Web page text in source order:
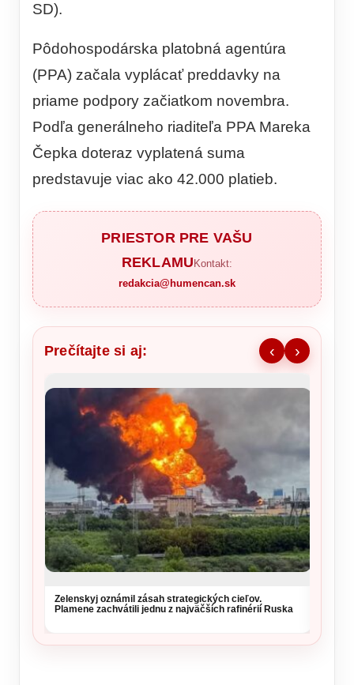
SD).
Pôdohospodárska platobná agentúra
(PPA) začala vyplácať preddavky na
priame podpory začiatkom novembra.
Podľa generálneho riaditeľa PPA Mareka
Čepka doteraz vyplatená suma
predstavuje viac ako 42.000 platieb.
PRIESTOR PRE VAŠU
REKLAMU Kontakt:
redakcia@humencan.sk
Prečítajte si aj: ‹ ›
Zelenskyj oznámil zásah strategických cieľov.
Plamene zachvátili jednu z najväčších rafinérií Ruska